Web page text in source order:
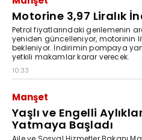
Motorine 3,97 Liralık
Petrol fiyatlarındaki gerilemenin
yeniden güncelleniyor, motorinin
bekleniyor. İndirimin pompaya
yetkili makamlar karar verecek.
10:33
Manşet
Yaşlı ve Engelli
Yatmaya Başladı